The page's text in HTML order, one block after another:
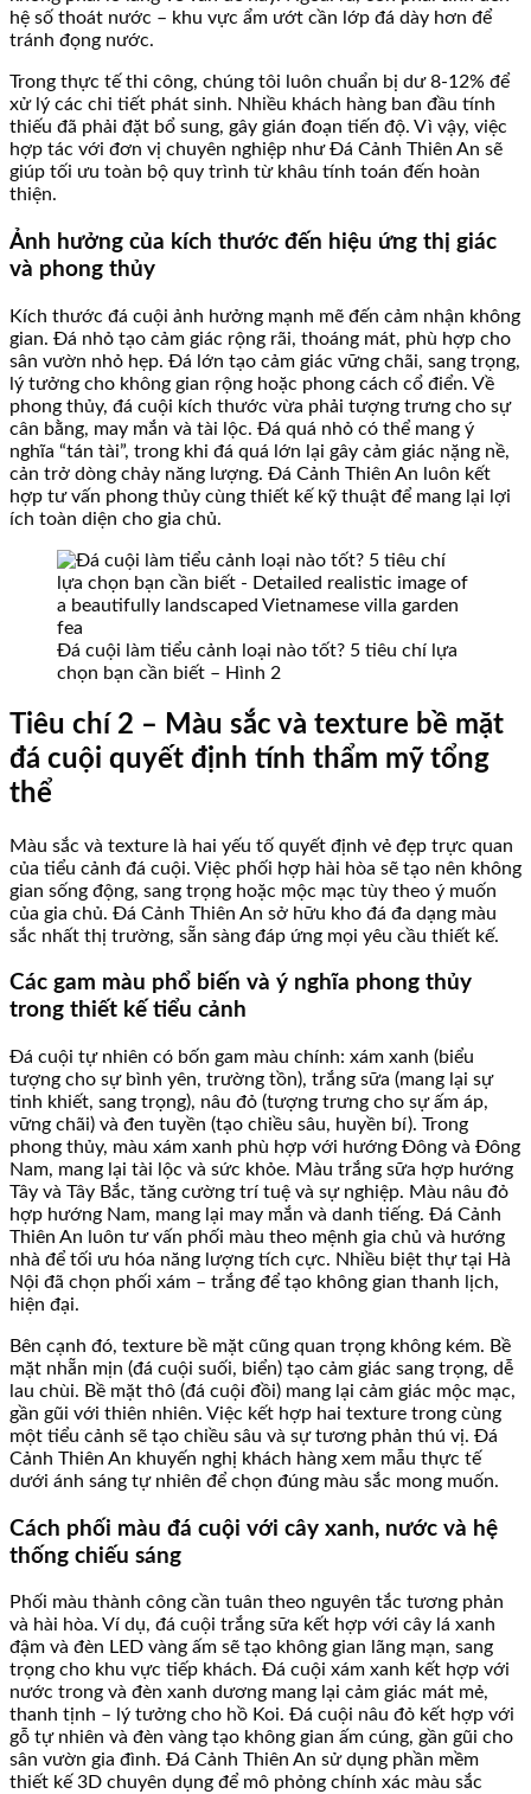
hệ số thoát nước – khu vực ẩm ướt cần lớp đá dày hơn để
tránh đọng nước.
Trong thực tế thi công, chúng tôi luôn chuẩn bị dư 8-12% để
xử lý các chi tiết phát sinh. Nhiều khách hàng ban đầu tính
thiếu đã phải đặt bổ sung, gây gián đoạn tiến độ. Vì vậy, việc
hợp tác với đơn vị chuyên nghiệp như Đá Cảnh Thiên An sẽ
giúp tối ưu toàn bộ quy trình từ khâu tính toán đến hoàn
thiện.
Ảnh hưởng của kích thước đến hiệu ứng thị giác
và phong thủy
Kích thước đá cuội ảnh hưởng mạnh mẽ đến cảm nhận không
gian. Đá nhỏ tạo cảm giác rộng rãi, thoáng mát, phù hợp cho
sân vườn nhỏ hẹp. Đá lớn tạo cảm giác vững chãi, sang trọng,
lý tưởng cho không gian rộng hoặc phong cách cổ điển. Về
phong thủy, đá cuội kích thước vừa phải tượng trưng cho sự
cân bằng, may mắn và tài lộc. Đá quá nhỏ có thể mang ý
nghĩa “tán tài”, trong khi đá quá lớn lại gây cảm giác nặng nề,
cản trở dòng chảy năng lượng. Đá Cảnh Thiên An luôn kết
hợp tư vấn phong thủy cùng thiết kế kỹ thuật để mang lại lợi
ích toàn diện cho gia chủ.
Đá cuội làm tiểu cảnh loại nào tốt? 5 tiêu chí lựa
chọn bạn cần biết – Hình 2
Tiêu chí 2 – Màu sắc và texture bề mặt
đá cuội quyết định tính thẩm mỹ tổng
thể
Màu sắc và texture là hai yếu tố quyết định vẻ đẹp trực quan
của tiểu cảnh đá cuội. Việc phối hợp hài hòa sẽ tạo nên không
gian sống động, sang trọng hoặc mộc mạc tùy theo ý muốn
của gia chủ. Đá Cảnh Thiên An sở hữu kho đá đa dạng màu
sắc nhất thị trường, sẵn sàng đáp ứng mọi yêu cầu thiết kế.
Các gam màu phổ biến và ý nghĩa phong thủy
trong thiết kế tiểu cảnh
Đá cuội tự nhiên có bốn gam màu chính: xám xanh (biểu
tượng cho sự bình yên, trường tồn), trắng sữa (mang lại sự
tinh khiết, sang trọng), nâu đỏ (tượng trưng cho sự ấm áp,
vững chãi) và đen tuyền (tạo chiều sâu, huyền bí). Trong
phong thủy, màu xám xanh phù hợp với hướng Đông và Đông
Nam, mang lại tài lộc và sức khỏe. Màu trắng sữa hợp hướng
Tây và Tây Bắc, tăng cường trí tuệ và sự nghiệp. Màu nâu đỏ
hợp hướng Nam, mang lại may mắn và danh tiếng. Đá Cảnh
Thiên An luôn tư vấn phối màu theo mệnh gia chủ và hướng
nhà để tối ưu hóa năng lượng tích cực. Nhiều biệt thự tại Hà
Nội đã chọn phối xám – trắng để tạo không gian thanh lịch,
hiện đại.
Bên cạnh đó, texture bề mặt cũng quan trọng không kém. Bề
mặt nhẵn mịn (đá cuội suối, biển) tạo cảm giác sang trọng, dễ
lau chùi. Bề mặt thô (đá cuội đồi) mang lại cảm giác mộc mạc,
gần gũi với thiên nhiên. Việc kết hợp hai texture trong cùng
một tiểu cảnh sẽ tạo chiều sâu và sự tương phản thú vị. Đá
Cảnh Thiên An khuyến nghị khách hàng xem mẫu thực tế
dưới ánh sáng tự nhiên để chọn đúng màu sắc mong muốn.
Cách phối màu đá cuội với cây xanh, nước và hệ
thống chiếu sáng
Phối màu thành công cần tuân theo nguyên tắc tương phản
và hài hòa. Ví dụ, đá cuội trắng sữa kết hợp với cây lá xanh
đậm và đèn LED vàng ấm sẽ tạo không gian lãng mạn, sang
trọng cho khu vực tiếp khách. Đá cuội xám xanh kết hợp với
nước trong và đèn xanh dương mang lại cảm giác mát mẻ,
thanh tịnh – lý tưởng cho hồ Koi. Đá cuội nâu đỏ kết hợp với
gỗ tự nhiên và đèn vàng tạo không gian ấm cúng, gần gũi cho
sân vườn gia đình. Đá Cảnh Thiên An sử dụng phần mềm
thiết kế 3D chuyên dụng để mô phỏng chính xác màu sắc